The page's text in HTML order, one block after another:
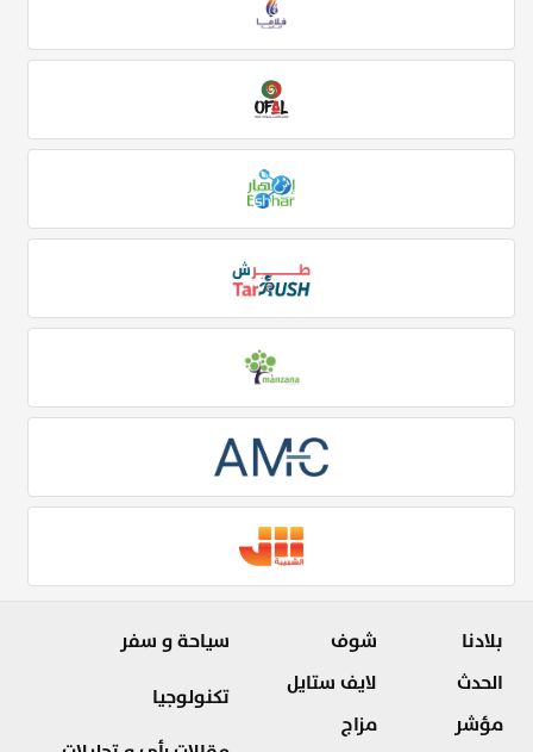
بلادنا
الحدث
مؤشر
شوف
لايف ستايل
مزاج
سياحة و سفر
تكنولوجيا